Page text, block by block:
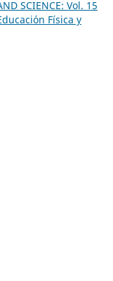
SCIENCE: Vol. 15
Física y